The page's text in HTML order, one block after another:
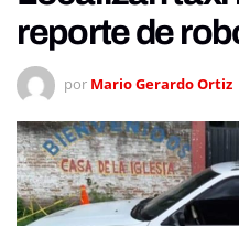
reporte de
por Mario Gerardo Ortiz